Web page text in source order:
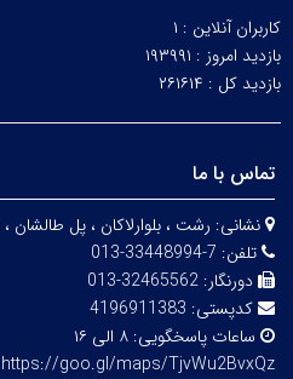
کاربران آنلاین : ۱
بازدید امروز : ۱۹۳۹۹۱
بازدید کل : ۲۶۱۶۱۴
تماس با ما
نشانی: رشت ، بلوارلاکان ، پل طالشان
تلفن: 7-33448994-013
دورنگار: 32465562-013
کدپستی: 4196911383
ساعات پاسخگویی: ۸ الی ۱۶
https://goo.gl/maps/TjvWu2BvxQz